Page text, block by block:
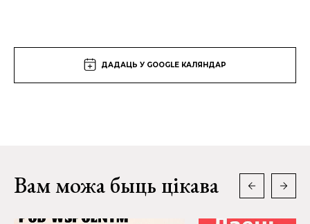
ДАДАЦЬ У GOOGLE КАЛЯНДАР
Вам можа быць цікава